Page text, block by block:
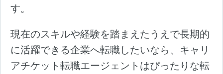
す。
現在のスキルや経験を踏まえたうえで長期的
に活躍できる企業へ転職したいなら、キャリ
アチケット転職エージェントはぴったりな転